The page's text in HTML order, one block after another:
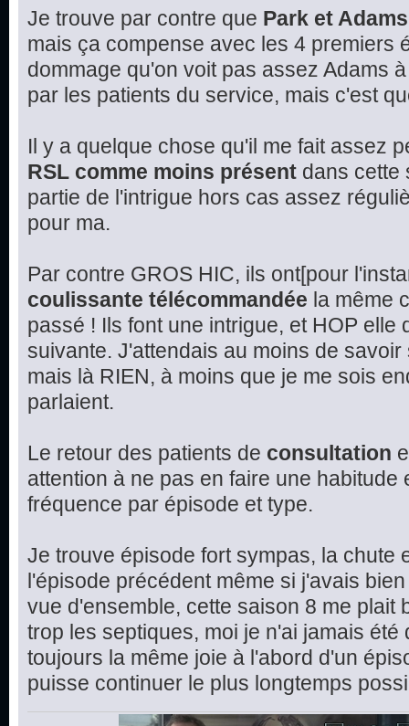
Je trouve par contre que Park et Adams
mais ça compense avec les 4 premiers
dommage qu'on voit pas assez Adams
par les patients du service, mais c'est
Il y a quelque chose qu'il me fait assez
RSL comme moins présent dans cette
partie de l'intrigue hors cas assez
pour ma.
Par contre GROS HIC, ils ont[pour
coulissante télécommandée la même
passé ! Ils font une intrigue, et HOP elle
suivante. J'attendais au moins de
mais là RIEN, à moins que je me sois
parlaient.
Le retour des patients de consultation
attention à ne pas en faire une habitude
fréquence par épisode et type.
Je trouve épisode fort sympas, la chute
l'épisode précédent même si j'avais
vue d'ensemble, cette saison 8 me plait
trop les septiques, moi je n'ai jamais
toujours la même joie à l'abord d'un
puisse continuer le plus longtemps